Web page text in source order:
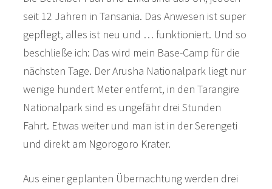
seit 12 Jahren in Tansania. Das Anwesen ist super
gepflegt, alles ist neu und … funktioniert. Und so
beschließe ich: Das wird mein Base-Camp für die
nächsten Tage. Der Arusha Nationalpark liegt nur
wenige hundert Meter entfernt, in den Tarangire
Nationalpark sind es ungefähr drei Stunden
Fahrt. Etwas weiter und man ist in der Serengeti
und direkt am Ngorogoro Krater.
Aus einer geplanten Übernachtung werden drei